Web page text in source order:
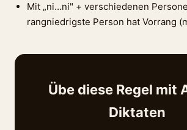
Mit „ni…ni" + verschiedenen
rangniedrigste Person hat Vorrang
Übe diese Regel mit
Diktaten